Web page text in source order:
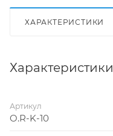
ХАРАКТЕРИСТИКИ
Характеристики
Артикул
O.R-K-10